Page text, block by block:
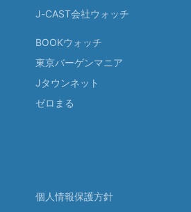
J-CAST会社ウォッチ
BOOKウォッチ
東京バーゲンマニア
Jタウンネット
ゼロまる
個人情報保護方針